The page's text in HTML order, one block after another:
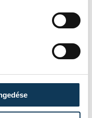
a
alól,
Mi